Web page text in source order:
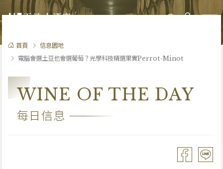
首頁
信息園地
電腦會選土豆也會選葡萄？光學科技精選果實Perrot-Minot
WINE OF THE DAY
每日信息